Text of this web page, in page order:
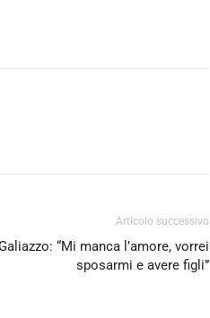
Articolo successivo
“Mi manca l’amore, vorrei
sposarmi e avere figli”